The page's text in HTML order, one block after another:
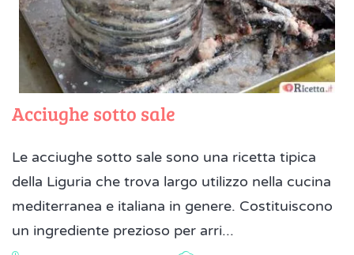
Acciughe sotto sale
Le acciughe sotto sale sono una ricetta tipica
della Liguria che trova largo utilizzo nella cucina
mediterranea e italiana in genere. Costituiscono
un ingrediente prezioso per arri...